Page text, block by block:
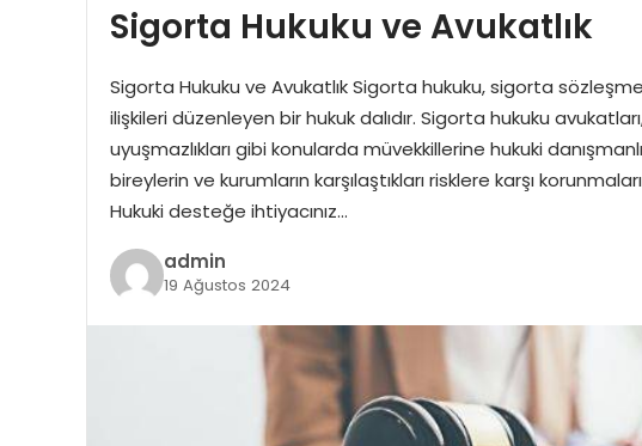
Sigorta Hukuku ve Avukatlık
Sigorta Hukuku ve Avukatlık Sigorta hukuku, sigorta
ilişkileri düzenleyen bir hukuk dalıdır. Sigorta hukuku
uyuşmazlıkları gibi konularda müvekkillerine hukuki
bireylerin ve kurumların karşılaştıkları risklere karşı
Hukuki desteğe ihtiyacınız…
admin
19 Ağustos 2024